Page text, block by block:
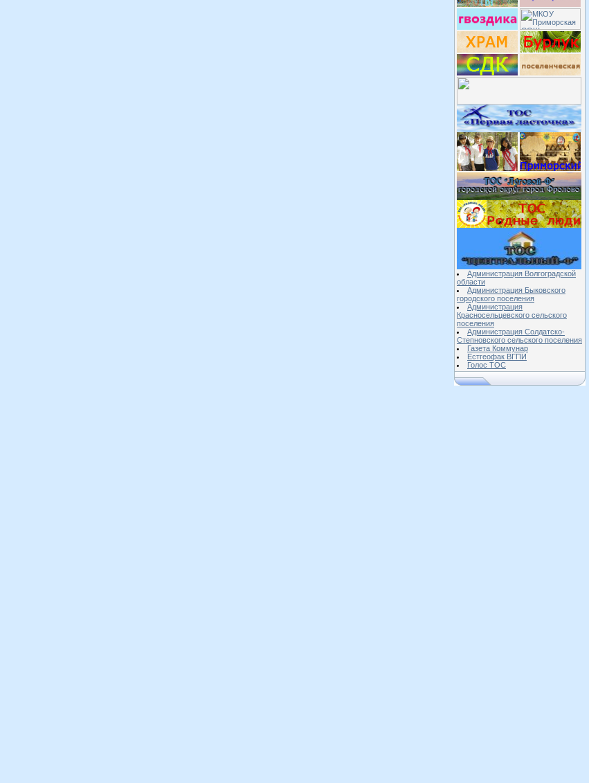
Администрация Волгоградской
области
Администрация Быковского
городского поселения
Администрация
Красносельцевского сельского
поселения
Администрация Солдатско-
Степновского сельского поселения
Газета Коммунар
Естгеофак ВГПИ
Голос ТОС